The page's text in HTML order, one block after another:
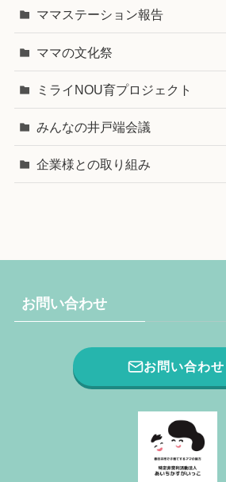
ママステーション報告
ママの文化祭
ミライNOU育プロジェクト
みんなの井戸端会議
企業様との取り組み
お問い合わせ
お問い合わせ